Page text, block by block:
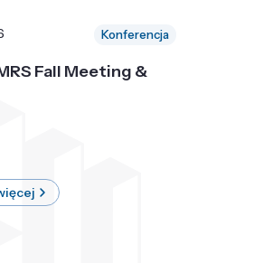
Konferencja
Fall Meeting &